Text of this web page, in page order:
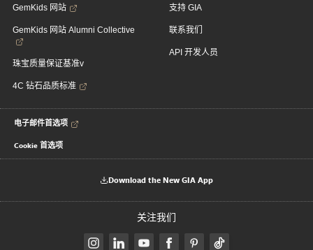
GemKids 网站
GemKids 网站 Alumni Collective
珠宝质量保证基准v
4C 钻石品质标准
支持 GIA
联系我们
API 开发人员
电子邮件首选项
Cookie 首选项
Download the New GIA App
关注我们